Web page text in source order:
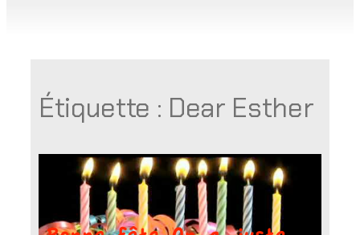
Étiquette : Dear Esther